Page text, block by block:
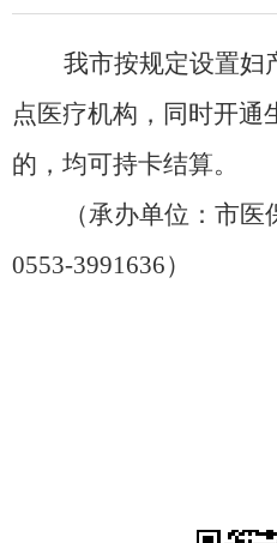
我市按规定设置妇
点医疗机构，同时开通
的，均可持卡结算。
（承办单位：市医
0553-3991636）